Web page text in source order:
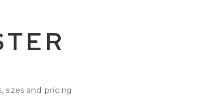
sizes and pricing